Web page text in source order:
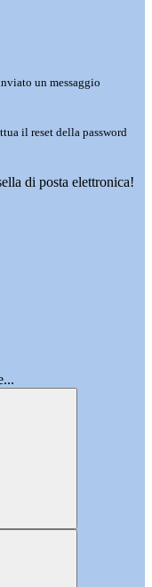
un messaggio
il reset della password
di posta elettronica!